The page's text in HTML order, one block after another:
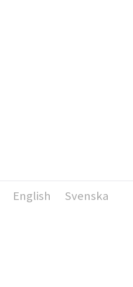
English Svenska